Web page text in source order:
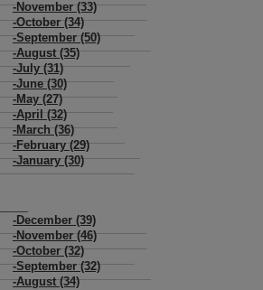
November (33)
October (34)
September (50)
August (35)
July (31)
June (30)
May (27)
April (32)
March (36)
February (29)
January (30)
December (39)
November (46)
October (32)
September (32)
August (34)